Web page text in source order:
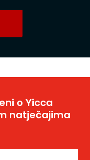
o Yicca
natječajima